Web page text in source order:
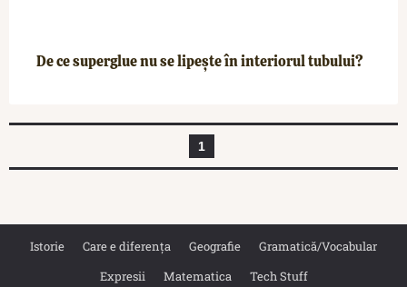
De ce superglue nu se lipește în interiorul tubului?
1
Istorie Care e diferența Geografie
Gramatică/Vocabular
Expresii
Matematica Tech Stuff